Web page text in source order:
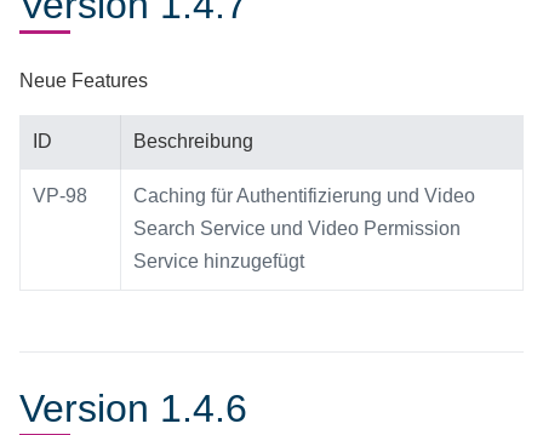
Neue Features
ID Beschreibung
VP-98
Caching für Authentifizierung und Video
Search Service und Video Permission
Service hinzugefügt
Version 1.4.6